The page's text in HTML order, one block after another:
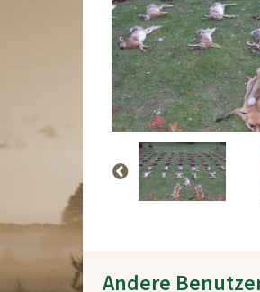
Andere